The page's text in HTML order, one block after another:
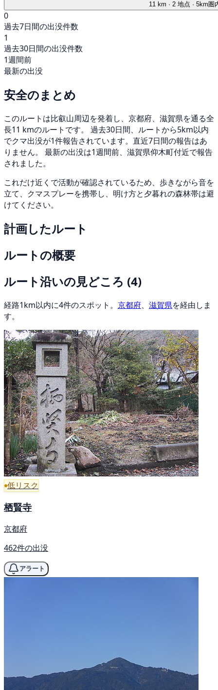
11 km · 2 地点 · 5km圏
0
過去7日間の出没件数
1
過去30日間の出没件数
1週間前
最新の出没
安全のまとめ
このルートは比叡山周辺を発着し、京都府、滋賀県を通る全
長11 kmのルートです。 過去30日間、ルートから5km以内
でクマ出没が1件報告されています。直近7日間の報告はあ
りません。 最新の出没は1週間前、滋賀県仰木町付近で報告
されました。
これだけ近くで活動が確認されているため、歩きながら音を
立て、クマスプレーを携帯し、明け方と夕暮れの森林帯は避
けてください。
計画したルート
ルートの概要
ルート沿いの見どころ (4)
経路1km以内に4件のスポット。 京都府、 滋賀県を経由しま
す。
低リスク
栖賢寺
京都府
462件の出没
アラート